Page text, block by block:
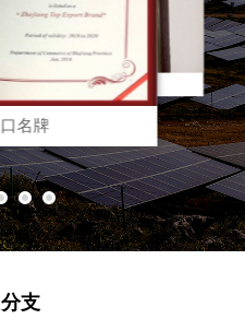
火炬
书
名牌
点新产品证书
支